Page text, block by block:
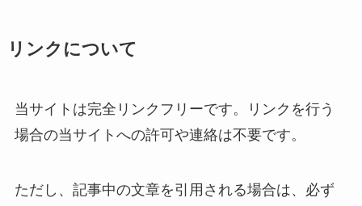
リンクについて
当サイトは完全リンクフリーです。リンクを行う
場合の当サイトへの許可や連絡は不要です。
ただし、記事中の文章を引用される場合は、必ず